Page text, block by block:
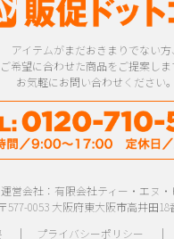
アイテムがまだおきまりでない方、
ご希望に合わせた商品をご提案しま
お気軽にお問い合わせください。
運営会社：有限会社ティー・エヌ・
〒577-0053 大阪府東大阪市高井田18
｜ プライバシーポリシー ｜